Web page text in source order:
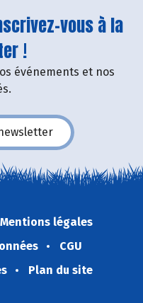
vous à la
!
événements et nos
Mentions légales
CGU
Plan du site